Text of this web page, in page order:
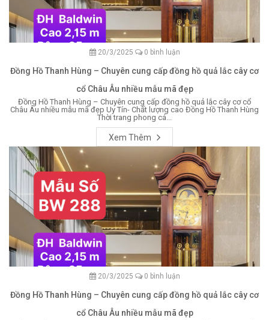
20/3/2025 0 bình luận
Đồng Hồ Thanh Hùng – Chuyên cung cấp đồng hồ quả lắc cây cơ
cổ Châu Âu nhiều mẫu mã đẹp
Đồng Hồ Thanh Hùng – Chuyên cung cấp đồng hồ quả lắc cây cơ cổ
Châu Âu nhiều mẫu mã đẹp Uy Tín- Chất lượng cao Đồng Hồ Thanh Hùng
Thời trang phong cá...
Xem Thêm
20/3/2025 0 bình luận
Đồng Hồ Thanh Hùng – Chuyên cung cấp đồng hồ quả lắc cây cơ
cổ Châu Âu nhiều mẫu mã đẹp